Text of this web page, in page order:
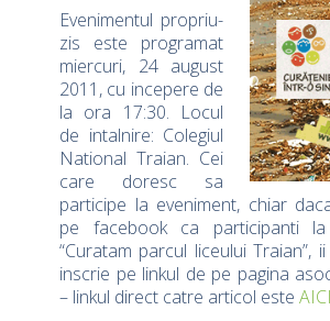
Evenimentul propriu-
zis este programat
miercuri, 24 august
2011, cu incepere de
la ora 17:30. Locul
de intalnire: Colegiul
National Traian. Cei
care doresc sa
participe la eveniment, chiar
pe facebook ca participanti la
“Curatam parcul liceului Traian”,
inscrie pe linkul de pe pagina
– linkul direct catre articol este